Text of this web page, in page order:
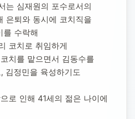
는 심재원의 포수로서의
은퇴와 동시에 코치직을
를 수락해
코치로 취임하게
치를 맡으면서 김동수를
김정민을 육성하기도
로 인해 41세의 젊은 나이에